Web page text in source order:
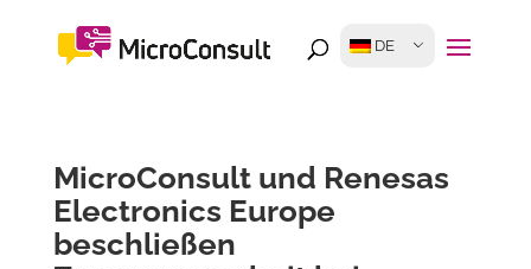
DE
MicroConsult und Renesas
Electronics Europe
beschließen